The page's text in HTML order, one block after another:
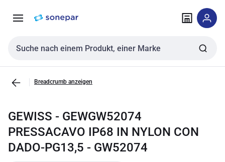
NavigationInhalt
Sucheingabe
Breadcrumb anzeigen
GEWISS - GEWGW52074
PRESSACAVO IP68 IN NYLON CON
DADO-PG13,5 - GW52074